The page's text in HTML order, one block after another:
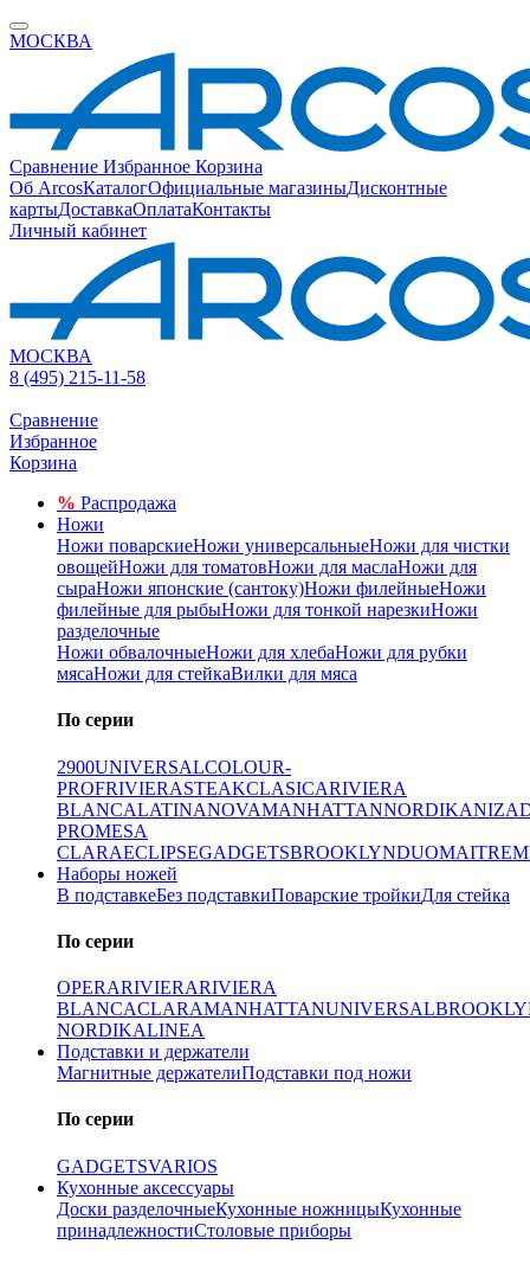
МОСКВА
Сравнение Избранное Корзина
Об ArcosКаталогОфициальные магазиныДисконтные
картыДоставкаОплатаКонтакты
Личный кабинет
МОСКВА
8 (495) 215-11-58
Сравнение
Избранное
Корзина
% Распродажа
Ножи
Ножи поварскиеНожи универсальныеНожи для чистки
овощейНожи для томатовНожи для маслаНожи для
сыраНожи японские (сантоку)Ножи филейныеНожи
филейные для рыбыНожи для тонкой нарезкиНожи
разделочные
Ножи обвалочныеНожи для хлебаНожи для рубки
мясаНожи для стейкаВилки для мяса
По серии
2900UNIVERSALCOLOUR-
PROFRIVIERASTEAKCLASICARIVIERA
BLANCALATINANOVAMANHATTANNORDIKANIZA
PROMESA
CLARAECLIPSEGADGETSBROOKLYNDUOMAITRE
Наборы ножей
В подставкеБез подставкиПоварские тройкиДля стейка
По серии
OPERARIVIERARIVIERA
BLANCACLARAMANHATTANUNIVERSAL
NORDIKALINEA
Подставки и держатели
Магнитные держателиПодставки под ножи
По серии
GADGETSVARIOS
Кухонные аксессуары
Доски разделочныеКухонные ножницыКухонные
принадлежностиСтоловые приборы